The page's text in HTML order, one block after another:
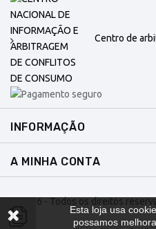
Esta loja usa
possamos
Centro de
INFORMAÇÃO
A MINHA CONTA
© 2026 - Todos os direitos